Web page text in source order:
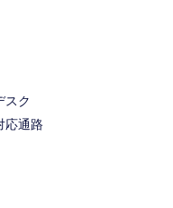
スク
応通路